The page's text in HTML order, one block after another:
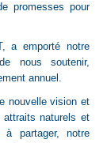
promesses pour
a emporté notre
nous soutenir,
annuel.
nouvelle vision et
naturels et
partager, notre